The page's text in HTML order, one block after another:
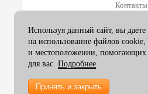
Контакты
Принимаем к
Используя данный сайт, вы даете
на использование файлов
и местоположении, помогающих
для вас. Подробнее
Принять и закрыть